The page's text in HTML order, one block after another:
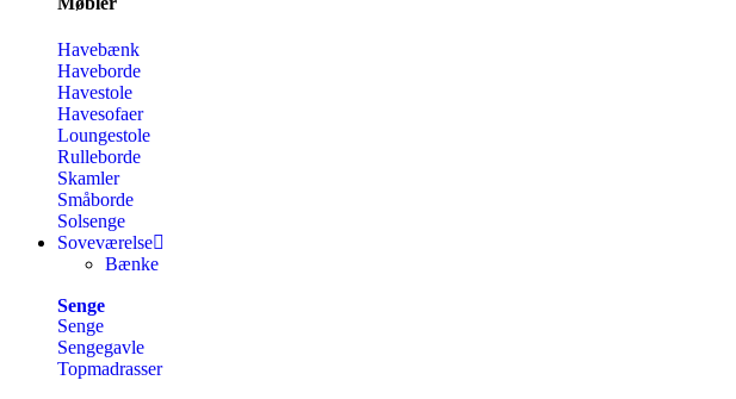
Havebænk
Haveborde
Havestole
Havesofaer
Loungestole
Rulleborde
Skamler
Småborde
Solsenge
Soveværelse
Bænke
Senge
Senge
Sengegavle
Topmadrasser